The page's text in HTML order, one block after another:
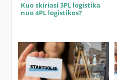
Kuo skiriasi 3PL logistika
nuo 4PL logistikos?